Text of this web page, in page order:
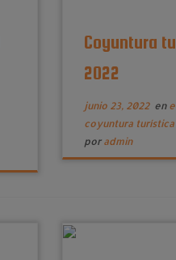
Coyuntura
2022
junio 23, 2022en
coyuntura
por admin